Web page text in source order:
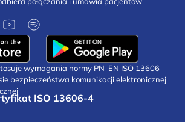
wymagania normy PN-EN ISO 13606-
bezpieczeństwa komunikacji elektronicznej
ISO 13606-4